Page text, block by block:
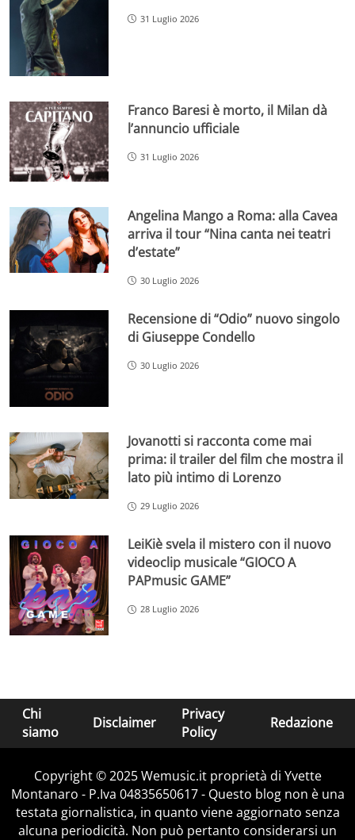
31 Luglio 2026
Franco Baresi è morto, il Milan dà
l’annuncio ufficiale
31 Luglio 2026
Angelina Mango a Roma: alla Cavea
arriva il tour “Nina canta nei teatri
d’estate”
30 Luglio 2026
Recensione di “Odio” nuovo singolo
di Giuseppe Condello
30 Luglio 2026
Jovanotti si racconta come mai
prima: il trailer del film che mostra il
lato più intimo di Lorenzo
29 Luglio 2026
LeiKiè svela il mistero con il nuovo
videoclip musicale “GIOCO A
PAPmusic GAME”
28 Luglio 2026
Chi
siamo
Disclaimer
Privacy
Policy
Redazione
Copyright © 2025 Wemusic.it proprietà di Yvette
Montanaro - P.Iva 04835650617 - Questo blog non è una
testata giornalistica, in quanto viene aggiornato senza
alcuna periodicità. Non può pertanto considerarsi un